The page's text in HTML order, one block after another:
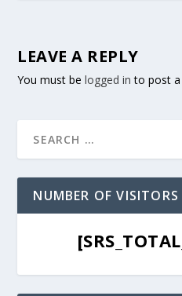
LEAVE A REPLY
You must belogged in to post
NUMBER OF VISITORS